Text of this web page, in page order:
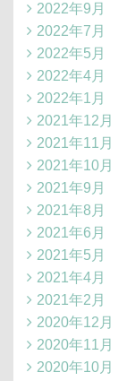
2022年9月
2022年7月
2022年5月
2022年4月
2022年1月
2021年12月
2021年11月
2021年10月
2021年9月
2021年8月
2021年6月
2021年5月
2021年4月
2021年2月
2020年12月
2020年11月
2020年10月